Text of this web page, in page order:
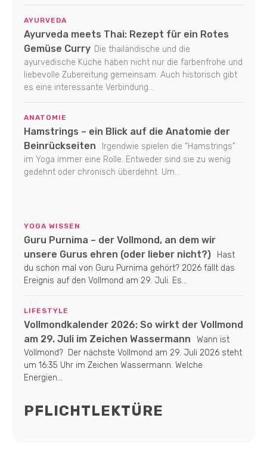
AYURVEDA
Ayurveda meets Thai: Rezept für ein Rotes
Gemüse Curry Die thailändische und die
ayurvedische Küche haben nicht nur die farbenfrohe und
liebevolle Zubereitung gemeinsam. Auch historisch gibt
es eine interessante Verbindung...
ANATOMIE
Hamstrings – ein Blick auf die Anatomie der
Beinrückseiten
Irgendwie spielen die "Hamstrings"
im Yoga immer eine Rolle. Entweder sind sie zu wenig
gedehnt oder chronisch überdehnt. Um...
YOGA WISSEN
Guru Purnima – der Vollmond, an dem wir
unsere Gurus ehren (oder lieber nicht?)
Hast
du schon mal von Guru Purnima gehört? 2026 fällt das
Ereignis auf den Vollmond am 29. Juli. Es...
LIFESTYLE
Vollmondkalender 2026: So wirkt der Vollmond
am 29. Juli im Zeichen Wassermann
Wann ist
Vollmond? Der nächste Vollmond am 29. Juli 2026 steht
um 16:35 Uhr im Zeichen Wassermann. Welche
Energien...
PFLICHTLEKTÜRE